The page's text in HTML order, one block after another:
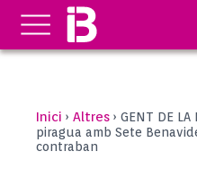
Inici › Altres › GENT DE
piragua amb Sete
contraban